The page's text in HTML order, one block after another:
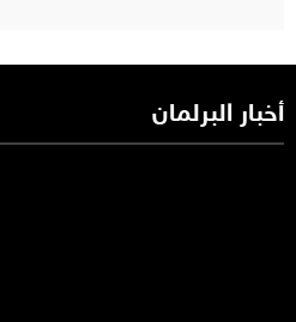
أخبار البرلمان